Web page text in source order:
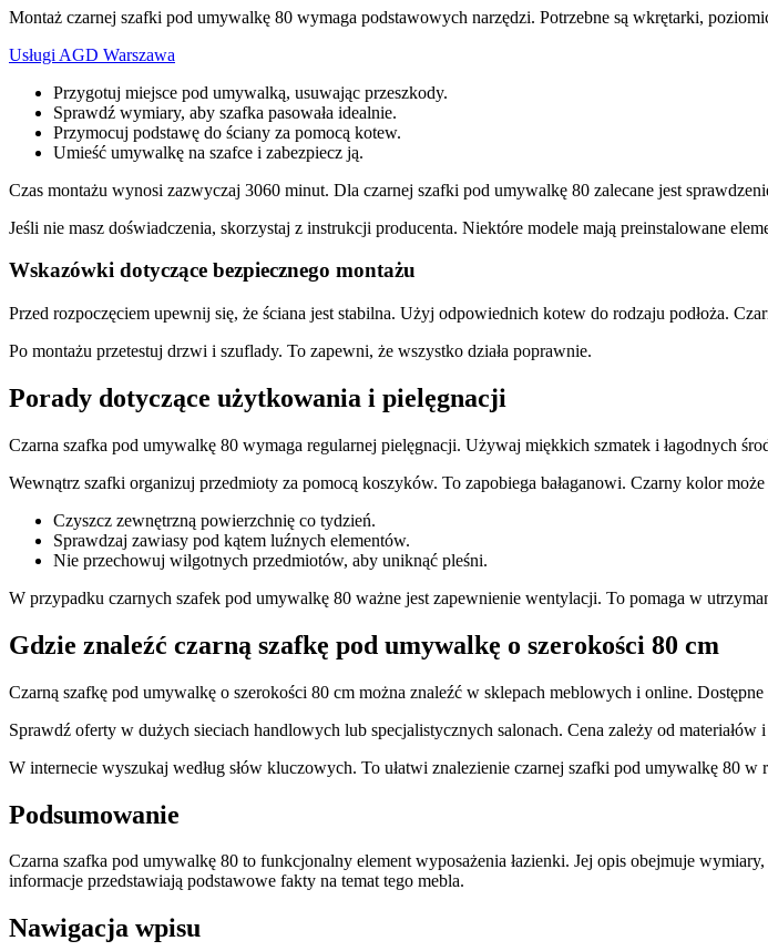
Montaż czarnej szafki pod umywalkę 80 wymaga podstawowych narzędzi. Potrzebne są wkrętarki,
Usługi AGD Warszawa
Przygotuj miejsce pod umywalką, usuwając przeszkody.
Sprawdź wymiary, aby szafka pasowała idealnie.
Przymocuj podstawę do ściany za pomocą kotew.
Umieść umywalkę na szafce i zabezpiecz ją.
Czas montażu wynosi zazwyczaj 3060 minut. Dla czarnej szafki pod umywalkę 80 zalecane jest
Jeśli nie masz doświadczenia, skorzystaj z instrukcji producenta. Niektóre modele mają preinstalowane
Wskazówki dotyczące bezpiecznego montażu
Przed rozpoczęciem upewnij się, że ściana jest stabilna. Użyj odpowiednich kotew do rodzaju podłoża.
Po montażu przetestuj drzwi i szuflady. To zapewni, że wszystko działa poprawnie.
Porady dotyczące użytkowania i pielęgnacji
Czarna szafka pod umywalkę 80 wymaga regularnej pielęgnacji. Używaj miękkich szmatek i łagodnych
Wewnątrz szafki organizuj przedmioty za pomocą koszyków. To zapobiega bałaganowi. Czarny kolor
Czyszcz zewnętrzną powierzchnię co tydzień.
Sprawdzaj zawiasy pod kątem luźnych elementów.
Nie przechowuj wilgotnych przedmiotów, aby uniknąć pleśni.
W przypadku czarnych szafek pod umywalkę 80 ważne jest zapewnienie wentylacji. To pomaga w
Gdzie znaleźć czarną szafkę pod umywalkę o szerokości 80 cm
Czarną szafkę pod umywalkę o szerokości 80 cm można znaleźć w sklepach meblowych i online.
Sprawdź oferty w dużych sieciach handlowych lub specjalistycznych salonach. Cena zależy od
W internecie wyszukaj według słów kluczowych. To ułatwi znalezienie czarnej szafki pod umywalkę 80 w
Podsumowanie
Czarna szafka pod umywalkę 80 to funkcjonalny element wyposażenia łazienki. Jej opis obejmuje
informacje przedstawiają podstawowe fakty na temat tego mebla.
Nawigacja wpisu